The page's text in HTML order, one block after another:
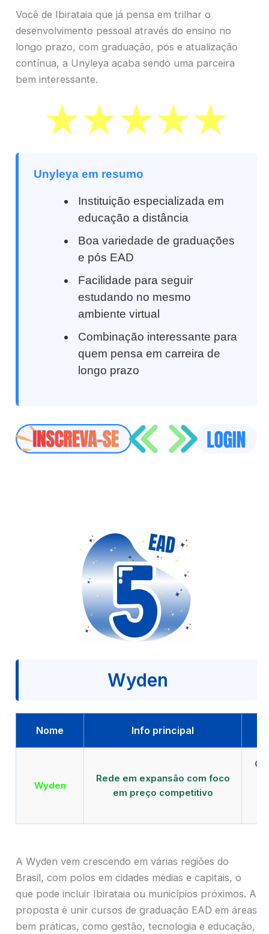
Você de Ibirataia que já pensa em trilhar o
desenvolvimento pessoal através do ensino no
longo prazo, com graduação, pós e atualização
contínua, a Unyleya acaba sendo uma parceira
bem interessante.
Unyleya em resumo
Instituição especializada em
educação a distância
Boa variedade de graduações
e pós EAD
Facilidade para seguir
estudando no mesmo
ambiente virtual
Combinação interessante para
quem pensa em carreira de
longo prazo
Wyden
Nome Info principal
Wyden
Rede em expansão com foco
em preço competitivo
A Wyden vem crescendo em várias regiões do
Brasil, com polos em cidades médias e capitais, o
que pode incluir Ibirataia ou municípios próximos. A
proposta é unir cursos de graduação EAD em áreas
bem práticas, como gestão, tecnologia e educação,